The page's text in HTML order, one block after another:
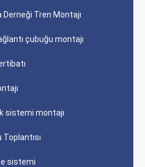
Tren Montajı
çubuğu montajı
sistemi montajı
Toplantısı
sistemi